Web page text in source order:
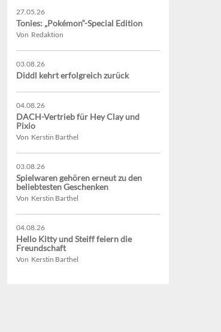
27.05.26
Tonies: „Pokémon“-Special Edition
Von Redaktion
03.08.26
Diddl kehrt erfolgreich zurück
04.08.26
DACH-Vertrieb für Hey Clay und
Pixio
Von Kerstin Barthel
03.08.26
Spielwaren gehören erneut zu den
beliebtesten Geschenken
Von Kerstin Barthel
04.08.26
Hello Kitty und Steiff feiern die
Freundschaft
Von Kerstin Barthel